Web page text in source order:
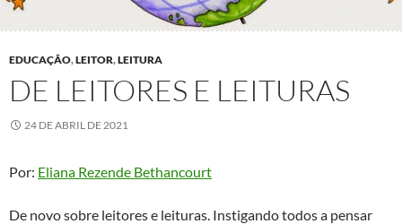
EDUCAÇÃO,LEITOR,LEITURA
DE LEITORES E LEITURAS
24 DE ABRIL DE 2021
Por: Eliana Rezende Bethancourt
De novo sobre leitores e leituras. Instigando todos a pensar